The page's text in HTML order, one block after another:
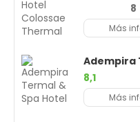
8
Más
Adempira
8,1
Más